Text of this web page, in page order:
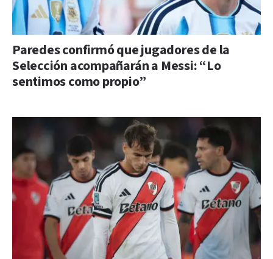
Paredes confirmó que jugadores de la
Selección acompañarán a Messi: “Lo
sentimos como propio”